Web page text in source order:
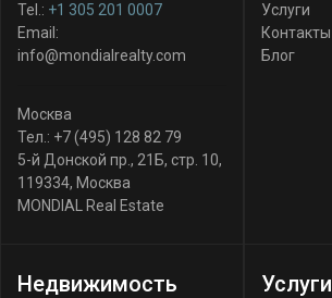
Tel.: +1 305 201 0007
Email:
info@mondialrealty.com
Москва
Тел.: +7 (495) 128 82 79
5-й Донской пр., 21Б, стр. 10,
119334, Москва
MONDIAL Real Estate
Услуги
Контакты
Блог
Недвижимость Услуги